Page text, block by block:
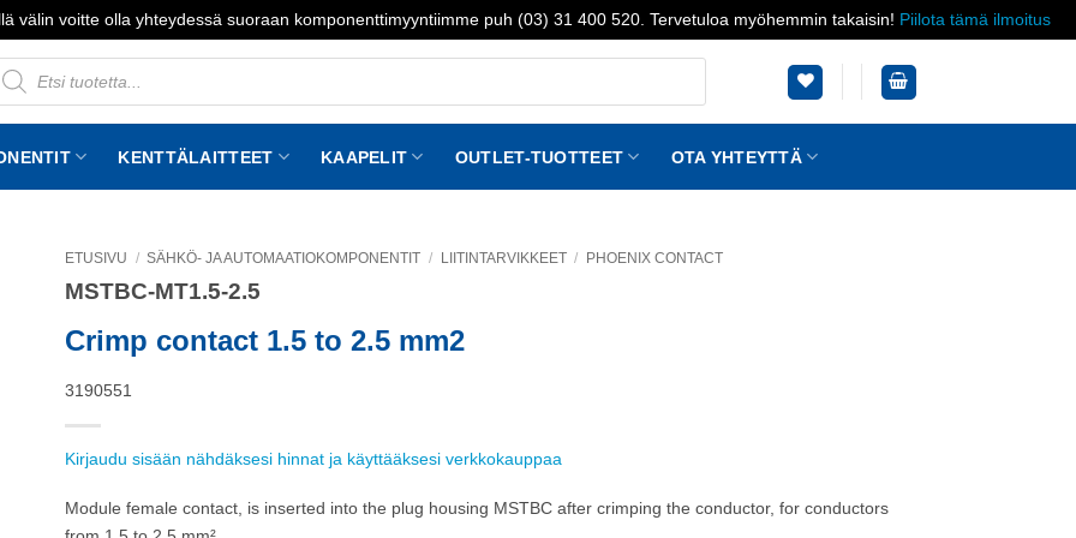
välin voitte olla yhteydessä suoraan komponenttimyyntiimme puh (03) 31 400 520. Tervetuloa myöhemmin takaisin! Piilota tämä ilmoitus
KENTTÄLAITTEET KAAPELIT OUTLET-TUOTTEET OTA YHTEYTTÄ
ETUSIVU / SÄHKÖ- JA AUTOMAATIOKOMPONENTIT / LIITINTARVIKKEET / PHOENIX CONTACT
MSTBC-MT1.5-2.5
Crimp contact 1.5 to 2.5 mm2
3190551
Kirjaudu sisään nähdäksesi hinnat ja käyttääksesi verkkokauppaa
Module female contact, is inserted into the plug housing MSTBC after crimping the conductor, for conductors